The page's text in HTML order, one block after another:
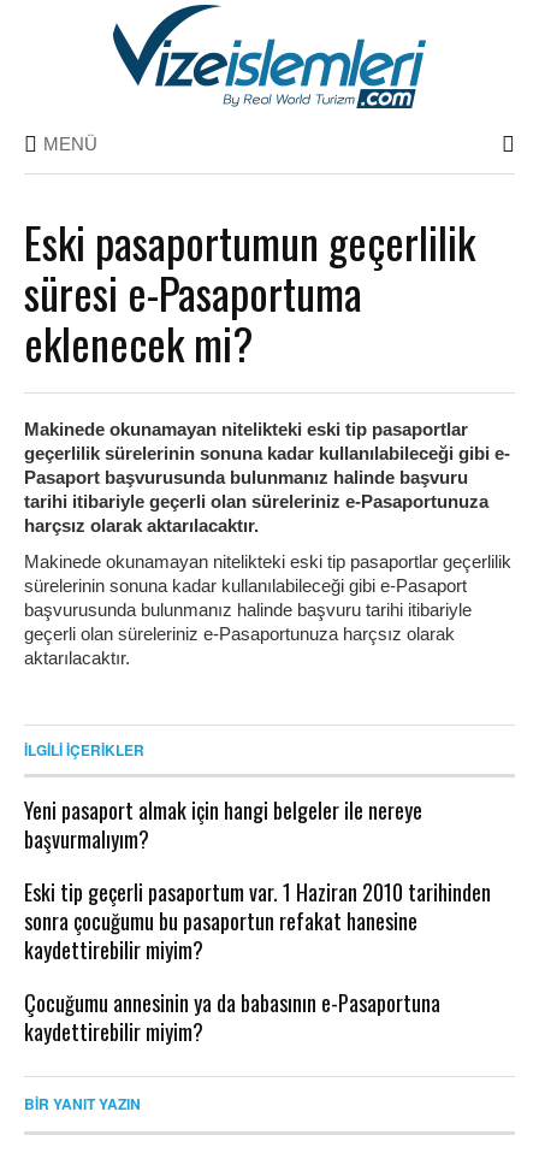
MENÜ
Eski pasaportumun geçerlilik
süresi e-Pasaportuma
eklenecek mi?
Makinede okunamayan nitelikteki eski tip pasaportlar
geçerlilik sürelerinin sonuna kadar kullanılabileceği gibi e-
Pasaport başvurusunda bulunmanız halinde başvuru
tarihi itibariyle geçerli olan süreleriniz e-Pasaportunuza
harçsız olarak aktarılacaktır.
Makinede okunamayan nitelikteki eski tip pasaportlar geçerlilik
sürelerinin sonuna kadar kullanılabileceği gibi e-Pasaport
başvurusunda bulunmanız halinde başvuru tarihi itibariyle
geçerli olan süreleriniz e-Pasaportunuza harçsız olarak
aktarılacaktır.
İLGILI İÇERIKLER
Yeni pasaport almak için hangi belgeler ile nereye
başvurmalıyım?
Eski tip geçerli pasaportum var. 1 Haziran 2010 tarihinden
sonra çocuğumu bu pasaportun refakat hanesine
kaydettirebilir miyim?
Çocuğumu annesinin ya da babasının e-Pasaportuna
kaydettirebilir miyim?
BIR YANIT YAZIN